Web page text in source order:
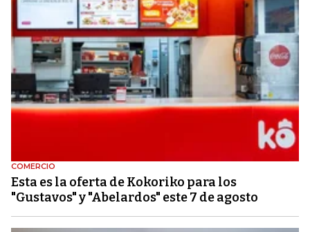
COMERCIO
Esta es la oferta de Kokoriko para los
"Gustavos" y "Abelardos" este 7 de agosto